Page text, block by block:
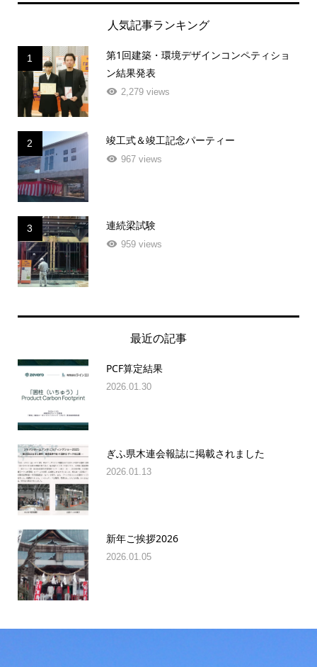
人気記事ランキング
1
第1回建築・環境デザインコンペティショ
ン結果発表
2,279 views
2 竣工式＆竣工記念パーティー
967 views
3 連続梁試験
959 views
最近の記事
PCF算定結果
2026.01.30
ぎふ県木連会報誌に掲載されました
2026.01.13
新年ご挨拶2026
2026.01.05